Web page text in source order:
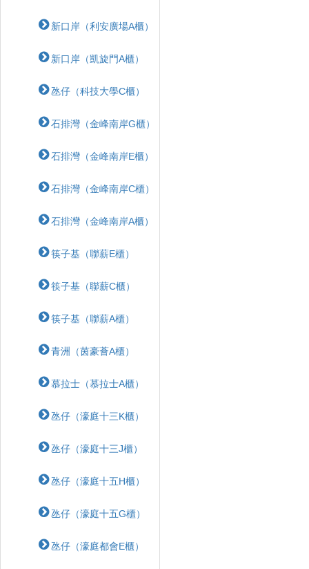
新口岸（利安廣場A櫃）
新口岸（凱旋門A櫃）
氹仔（科技大學C櫃）
石排灣（金峰南岸G櫃）
石排灣（金峰南岸E櫃）
石排灣（金峰南岸C櫃）
石排灣（金峰南岸A櫃）
筷子基（聯薪E櫃）
筷子基（聯薪C櫃）
筷子基（聯薪A櫃）
青洲（茵豪薈A櫃）
慕拉士（慕拉士A櫃）
氹仔（濠庭十三K櫃）
氹仔（濠庭十三J櫃）
氹仔（濠庭十五H櫃）
氹仔（濠庭十五G櫃）
氹仔（濠庭都會E櫃）